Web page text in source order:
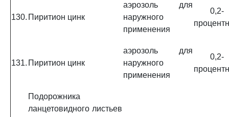
130. Пиритион цинк
аэрозоль для
наружного
применения
0,2-
131. Пиритион цинк
аэрозоль для
наружного
применения
0,2-
Подорожника
ланцетовидного листьев